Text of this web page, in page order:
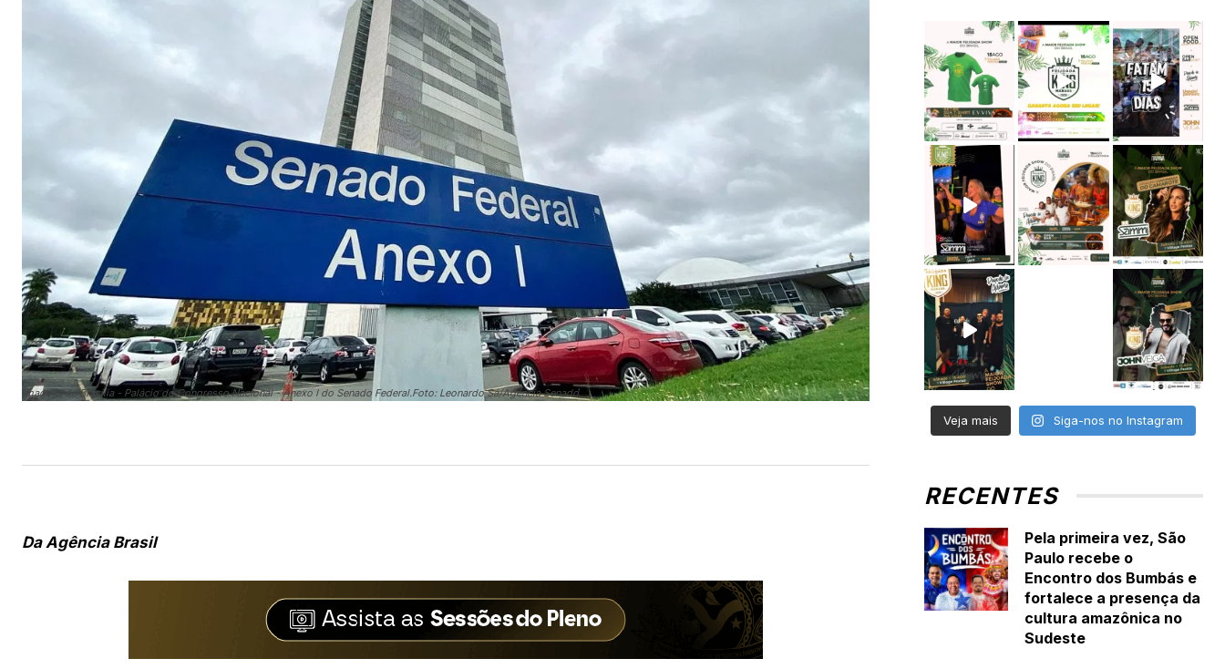
Imagens de Brasília - Palácio do Congresso Nacional - Anexo I do Senado Federal.Foto: Leonardo Sá/Agência Senado
Da Agência Brasil
Veja mais Siga-nos no Instagram
RECENTES
Pela primeira vez, São
Paulo recebe o
Encontro dos Bumbás e
fortalece a presença da
cultura amazônica no
Sudeste